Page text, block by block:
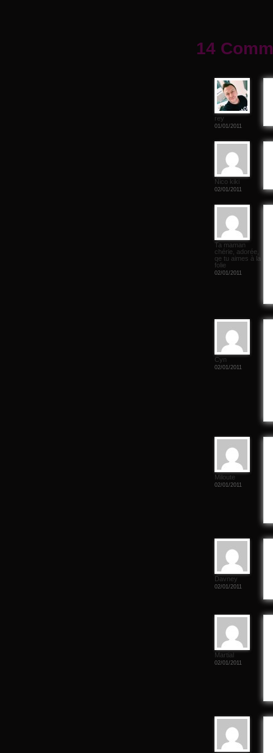
14
rey
01/01/2011
Nico kiki
02/01/2011
Ta maman
chérie, adorée,
qe tu aimes à la
folie
02/01/2011
Cyn
02/01/2011
Miloute
02/01/2011
Davney
02/01/2011
Martial
02/01/2011